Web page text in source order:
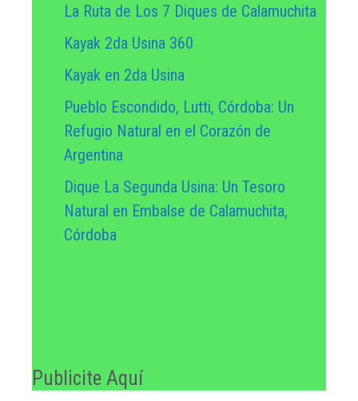
La Ruta de Los 7 Diques de Calamuchita
Kayak 2da Usina 360
Kayak en 2da Usina
Pueblo Escondido, Lutti, Córdoba: Un
Refugio Natural en el Corazón de
Argentina
Dique La Segunda Usina: Un Tesoro
Natural en Embalse de Calamuchita,
Córdoba
Publicite Aquí